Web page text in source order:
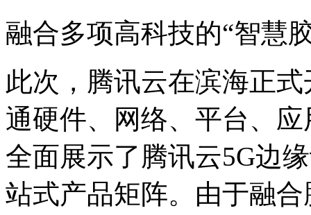
融合多项高科技的“智慧
此次，腾讯云在滨海正
通硬件、网络、平台、
全面展示了腾讯云5G边
站式产品矩阵。由于融